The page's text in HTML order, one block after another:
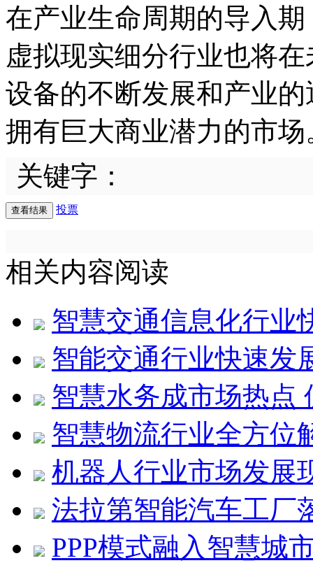
在产业生命周期的导入
虚拟现实细分行业也将
设备的不断发展和产业
拥有巨大商业潜力的市场
关键字：
投票
相关内容阅读
智慧交通信息化行业
智能交通行业快速发
智慧水务成市场热点
智慧物流行业全方位
机器人行业市场发展
法拉第智能汽车工厂
PPP模式融入智慧城